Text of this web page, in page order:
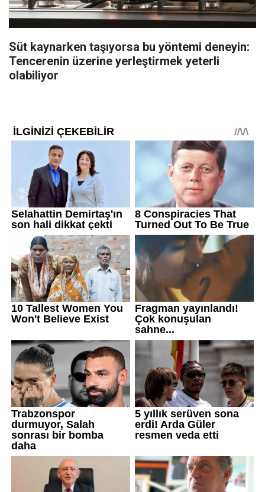
Süt kaynarken taşıyorsa bu yöntemi deneyin:
Tencerenin üzerine yerleştirmek yeterli
olabiliyor